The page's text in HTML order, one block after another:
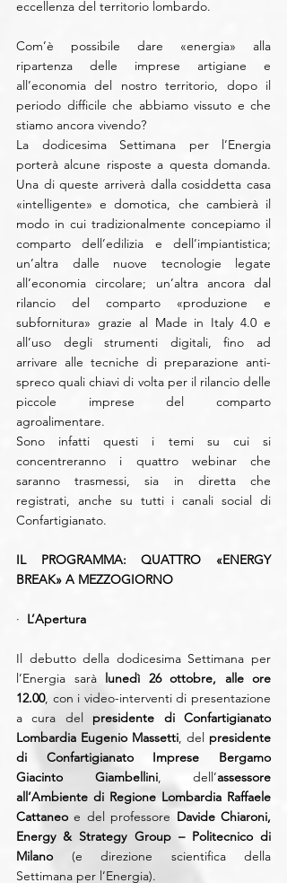
eccellenza del territorio lombardo.
Com’è possibile dare «energia» alla
ripartenza delle imprese artigiane e
all’economia del nostro territorio, dopo il
periodo difficile che abbiamo vissuto e che
stiamo ancora vivendo?
La dodicesima Settimana per l’Energia
porterà alcune risposte a questa domanda.
Una di queste arriverà dalla cosiddetta casa
«intelligente» e domotica, che cambierà il
modo in cui tradizionalmente concepiamo il
comparto dell’edilizia e dell’impiantistica;
un’altra dalle nuove tecnologie legate
all’economia circolare; un’altra ancora dal
rilancio del comparto «produzione e
subfornitura» grazie al Made in Italy 4.0 e
all’uso degli strumenti digitali, fino ad
arrivare alle tecniche di preparazione anti-
spreco quali chiavi di volta per il rilancio delle
piccole imprese del comparto
agroalimentare.
Sono infatti questi i temi su cui si
concentreranno i quattro webinar che
saranno trasmessi, sia in diretta che
registrati, anche su tutti i canali social di
Confartigianato.
IL PROGRAMMA: QUATTRO «ENERGY
BREAK» A MEZZOGIORNO
· L’Apertura
Il debutto della dodicesima Settimana per
l’Energia sarà lunedì 26 ottobre, alle ore
12.00, con i video-interventi di presentazione
a cura del presidente di Confartigianato
Lombardia Eugenio Massetti, del presidente
di Confartigianato Imprese Bergamo
Giacinto Giambellini, dell’assessore
all’Ambiente di Regione Lombardia Raffaele
Cattaneo e del professore Davide Chiaroni,
Energy & Strategy Group – Politecnico di
Milano (e direzione scientifica della
Settimana per l’Energia).